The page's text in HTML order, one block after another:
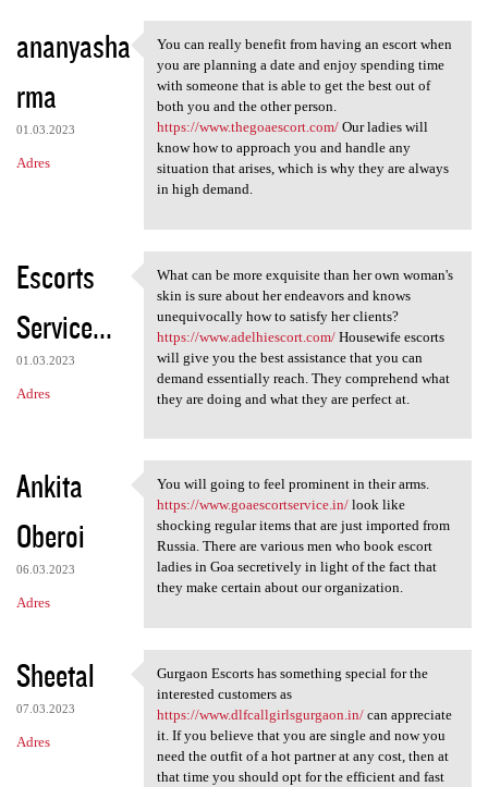
ananyasha
rma
01.03.2023
Adres
You can really benefit from
You can really benefit from having an escort when
you are planning a date and enjoy spending time
with someone that is able to get the best out of
both you and the other person.
https://www.thegoaescort.com/Our ladies will
know how to approach you and handle any
situation that arises, which is why they are always
in high demand.
Escorts
Service...
01.03.2023
Adres
What can be more exquisite
What can be more exquisite than her own woman's
skin is sure about her endeavors and knows
unequivocally how to satisfy her clients?
https://www.adelhiescort.com/Housewife escorts
will give you the best assistance that you can
demand essentially reach. They comprehend what
they are doing and what they are perfect at.
Ankita
Oberoi
06.03.2023
Adres
You will going to feel
You will going to feel prominent in their arms.
https://www.goaescortservice.in/look like
shocking regular items that are just imported from
Russia. There are various men who book escort
ladies in Goa secretively in light of the fact that
they make certain about our organization.
Sheetal
07.03.2023
Adres
Gurgaon Escorts has something
Gurgaon Escorts has something special for the
interested customers as
https://www.dlfcallgirlsgurgaon.in/can appreciate
it. If you believe that you are single and now you
need the outfit of a hot partner at any cost, then at
that time you should opt for the efficient and fast